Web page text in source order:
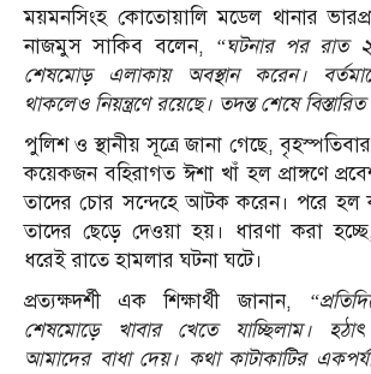
ময়মনসিংহ কোতোয়ালি মডেল থানার
নাজমুস সাকিব বলেন, “ঘটনার পর রাত ২টা
শেষমোড় এলাকায় অবস্থান করেন।
থাকলেও নিয়ন্ত্রণে রয়েছে। তদন্ত শেষে
পুলিশ ও স্থানীয় সূত্রে জানা গেছে,
কয়েকজন বহিরাগত ঈশা খাঁ হল প্রাঙ্গণে
তাদের চোর সন্দেহে আটক করেন। পরে হল
তাদের ছেড়ে দেওয়া হয়। ধারণা করা
ধরেই রাতে হামলার ঘটনা ঘটে।
প্রত্যক্ষদর্শী এক শিক্ষার্থী জানান,
শেষমোড়ে খাবার খেতে যাচ্ছিলাম।
আমাদের বাধা দেয়। কথা কাটাকাটির